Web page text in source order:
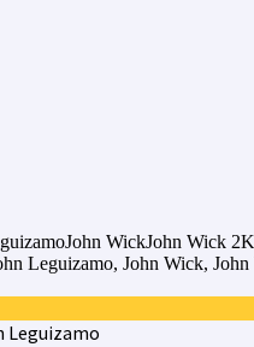
WickJohn Wick
Leguizamo, John Wick,
Leguizamo